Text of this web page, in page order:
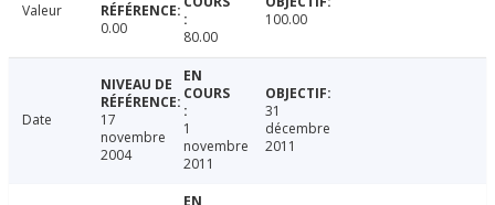
Valeur
0.00
80.00
100.00
Date
17
novembre
2004
1
novembre
2011
31
décembre
2011